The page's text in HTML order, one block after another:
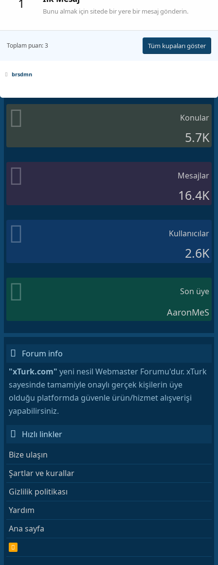
1
Bunu almak için sitede bir yere bir mesaj gönderin.
Toplam puan: 3 Tüm kupaları göster
brsdmn
Konular
5.7K
Mesajlar
16.4K
Kullanıcılar
2.6K
Son üye
AaronMeS
Forum info
"xTurk.com" yeni nesil Webmaster Forumu'dur. xTurk
sayesinde tamamiyle onaylı gerçek kişilerin üye
olduğu platformda güvenle ürün/hizmet alışverişi
yapabilirsiniz.
Hızlı linkler
Bize ulaşın
Şartlar ve kurallar
Gizlilik politikası
Yardım
Ana sayfa
R
S